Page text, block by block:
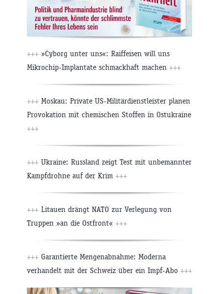
+++ »Cyborg unter uns«: Raiffeisen will uns
Mikrochip-Implantate schmackhaft machen +++
+++ Moskau: Private US-Militärdienstleister planen
Provokation mit chemischen Stoffen in Ostukraine
+++
+++ Ukraine: Russland zeigt Test mit unbemannter
Kampfdrohne auf der Krim +++
+++ Litauen drängt NATO zur Verlegung von
Truppen »an die Ostfront« +++
+++ Garantierte Mengenabnahme: Moderna
verhandelt mit der Schweiz über ein Impf-Abo +++